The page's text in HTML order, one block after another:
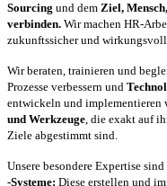
Sourcing und dem Ziel,
verbinden. Wir machen HR-
zukunftssicher und wirkungsvoll.
Wir beraten, trainieren und
Prozesse verbessern und
entwickeln und implementieren
und Werkzeuge , die exakt auf
Ziele abgestimmt sind.
Unsere besondere Expertise sind
-Systeme: Diese erstellen und